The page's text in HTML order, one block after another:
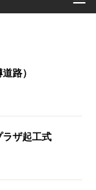
路）
ラザ起工式